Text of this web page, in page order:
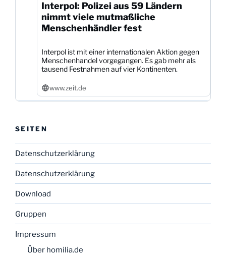
Interpol: Polizei aus 59 Ländern
nimmt viele mutmaßliche
Menschenhändler fest
Interpol ist mit einer internationalen Aktion gegen
Menschenhandel vorgegangen. Es gab mehr als
tausend Festnahmen auf vier Kontinenten.
www.zeit.de
SEITEN
Datenschutzerklärung
Datenschutzerklärung
Download
Gruppen
Impressum
Über homilia.de